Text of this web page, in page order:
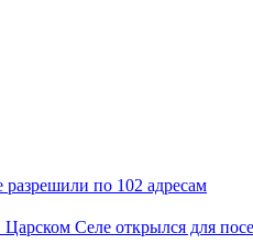
разрешили по 102 адресам
Селе открылся для